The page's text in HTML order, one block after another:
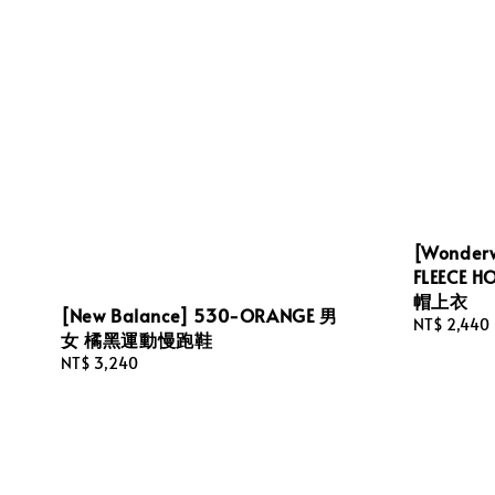
[New Balance] 530-ORANGE 男
女 橘黑運動慢跑鞋
Regular
NT$ 3,240
FLEECE
帽上衣
Regular
NT$ 2,440